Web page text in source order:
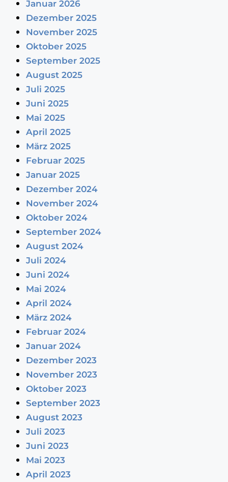
Januar 2026
Dezember 2025
November 2025
Oktober 2025
September 2025
August 2025
Juli 2025
Juni 2025
Mai 2025
April 2025
März 2025
Februar 2025
Januar 2025
Dezember 2024
November 2024
Oktober 2024
September 2024
August 2024
Juli 2024
Juni 2024
Mai 2024
April 2024
März 2024
Februar 2024
Januar 2024
Dezember 2023
November 2023
Oktober 2023
September 2023
August 2023
Juli 2023
Juni 2023
Mai 2023
April 2023